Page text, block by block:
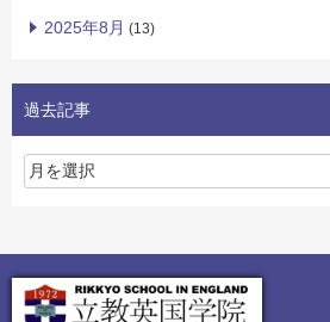
2025年8月 (13)
過去記事